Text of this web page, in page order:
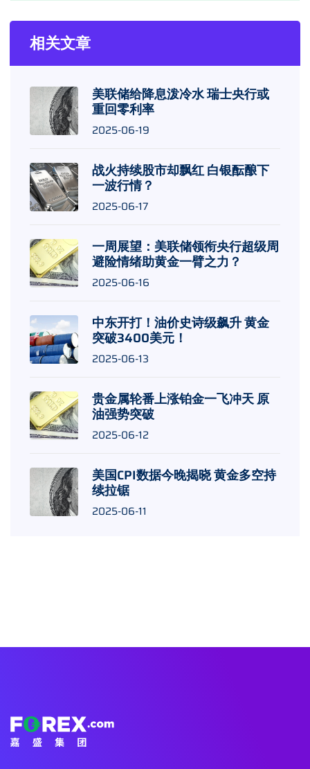
相关文章
美联储给降息泼冷水 瑞士央行或
重回零利率
2025-06-19
战火持续股市却飘红 白银酝酿下
一波行情？
2025-06-17
一周展望：美联储领衔央行超级周
避险情绪助黄金一臂之力？
2025-06-16
中东开打！油价史诗级飙升 黄金
突破3400美元！
2025-06-13
贵金属轮番上涨铂金一飞冲天 原
油强势突破
2025-06-12
美国CPI数据今晚揭晓 黄金多空持
续拉锯
2025-06-11